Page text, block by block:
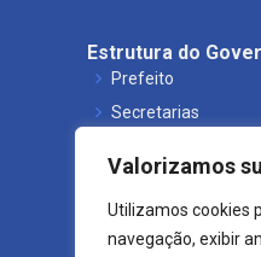
Valorizamos
Utilizamos cookies
navegação, exibir
Estrutura do
Prefeito
Secretarias